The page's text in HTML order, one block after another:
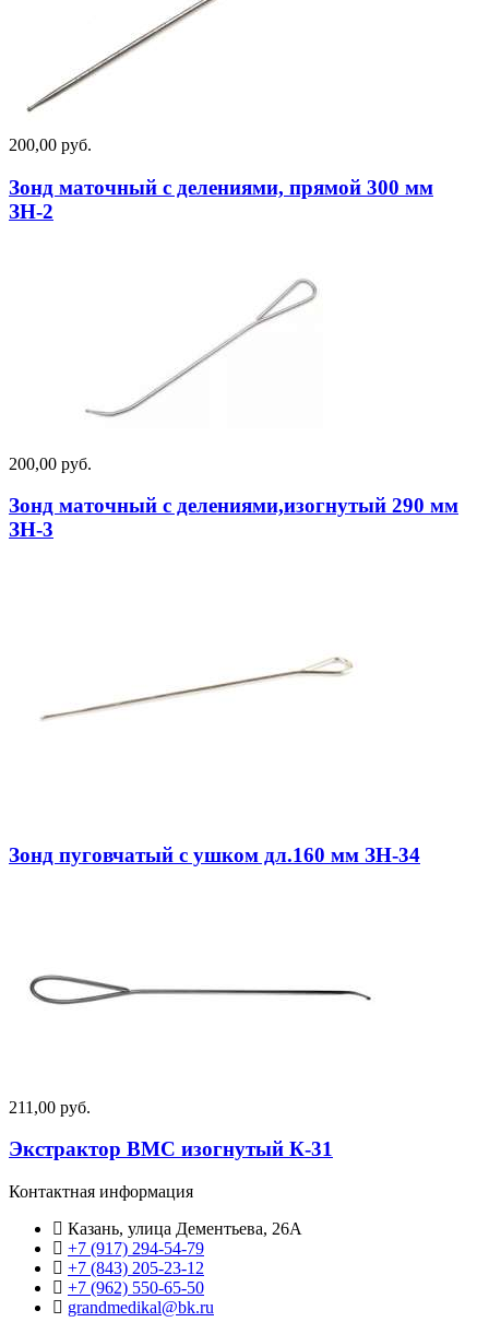
200,00 руб.
Зонд маточный с делениями, прямой 300 мм
ЗН-2
200,00 руб.
Зонд маточный с делениями,изогнутый 290 мм
ЗН-3
Зонд пуговчатый с ушком дл.160 мм ЗН-34
211,00 руб.
Экстрактор ВМС изогнутый К-31
Контактная информация
Казань, улица Дементьева, 26А
+7 (917) 294-54-79
+7 (843) 205-23-12
+7 (962) 550‑65‑50‬
grandmedikal@bk.ru